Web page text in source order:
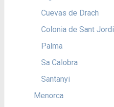
Cuevas de Drach
Colonia de Sant Jordi
Palma
Sa Calobra
Santanyi
Menorca